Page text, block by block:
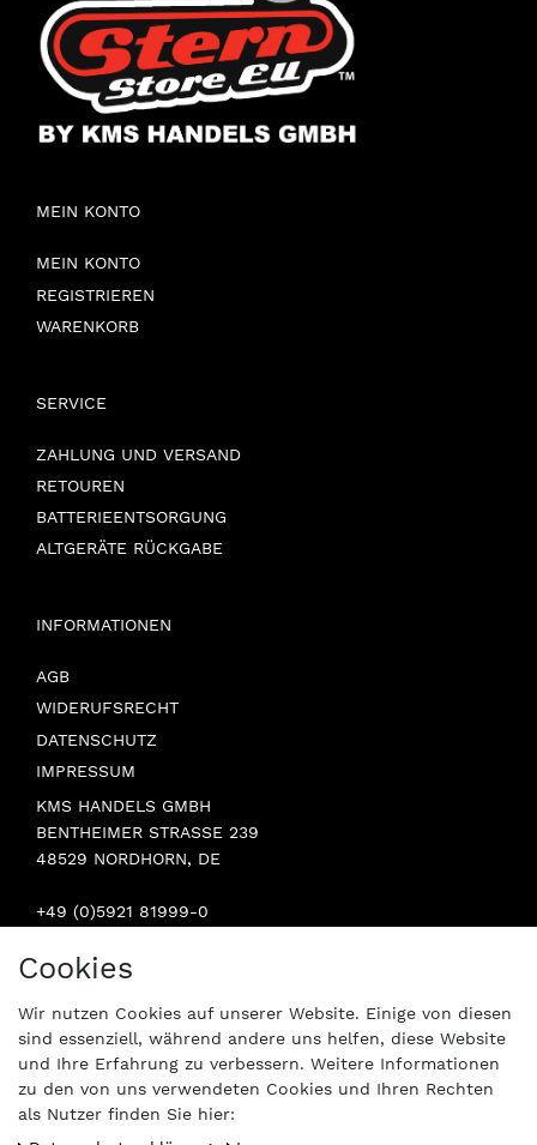
MEIN KONTO
MEIN KONTO
REGISTRIEREN
WARENKORB
SERVICE
ZAHLUNG UND VERSAND
RETOUREN
BATTERIEENTSORGUNG
ALTGERÄTE RÜCKGABE
INFORMATIONEN
AGB
WIDERUFSRECHT
DATENSCHUTZ
IMPRESSUM
KMS HANDELS GMBH
BENTHEIMER STRASSE 239
48529 NORDHORN, DE
+49 (0)5921 81999-0
BESUCHEN SIE UNS:
Cookies
Wir nutzen Cookies auf unserer Website. Einige von diesen
sind essenziell, während andere uns helfen, diese Website
und Ihre Erfahrung zu verbessern. Weitere Informationen
zu den von uns verwendeten Cookies und Ihren Rechten
als Nutzer finden Sie hier: